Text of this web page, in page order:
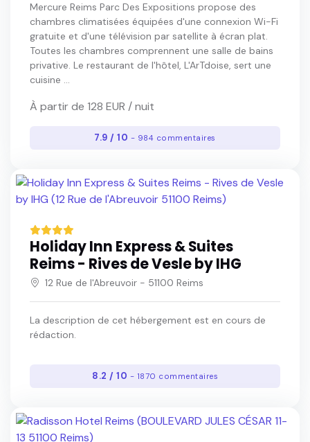
Mercure Reims Parc Des Expositions propose des
chambres climatisées équipées d'une connexion Wi-Fi
gratuite et d'une télévision par satellite à écran plat.
Toutes les chambres comprennent une salle de bains
privative. Le restaurant de l'hôtel, L'ArTdoise, sert une
cuisine ...
À partir de 128 EUR / nuit
7.9 / 10 - 984 commentaires
Holiday Inn Express & Suites
Reims - Rives de Vesle by IHG
12 Rue de l'Abreuvoir - 51100 Reims
La description de cet hébergement est en cours de
rédaction.
8.2 / 10 - 1870 commentaires